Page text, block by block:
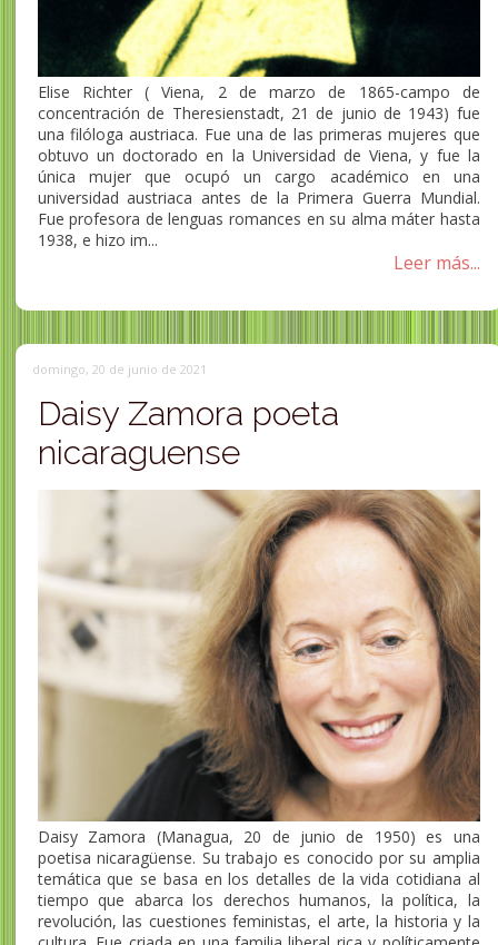
Elise Richter ( Viena, 2 de marzo de 1865-campo de
concentración de Theresienstadt, 21 de junio de 1943) fue
una filóloga austriaca. Fue una de las primeras mujeres que
obtuvo un doctorado en la Universidad de Viena, y fue la
única mujer que ocupó un cargo académico en una
universidad austriaca antes de la Primera Guerra Mundial.
Fue profesora de lenguas romances en su alma máter hasta
1938, e hizo im...
Leer más...
domingo, 20 de junio de 2021
Daisy Zamora poeta
nicaraguense
Daisy Zamora (Managua, 20 de junio de 1950) es una
poetisa nicaragüense. Su trabajo es conocido por su amplia
temática que se basa en los detalles de la vida cotidiana al
tiempo que abarca los derechos humanos, la política, la
revolución, las cuestiones feministas, el arte, la historia y la